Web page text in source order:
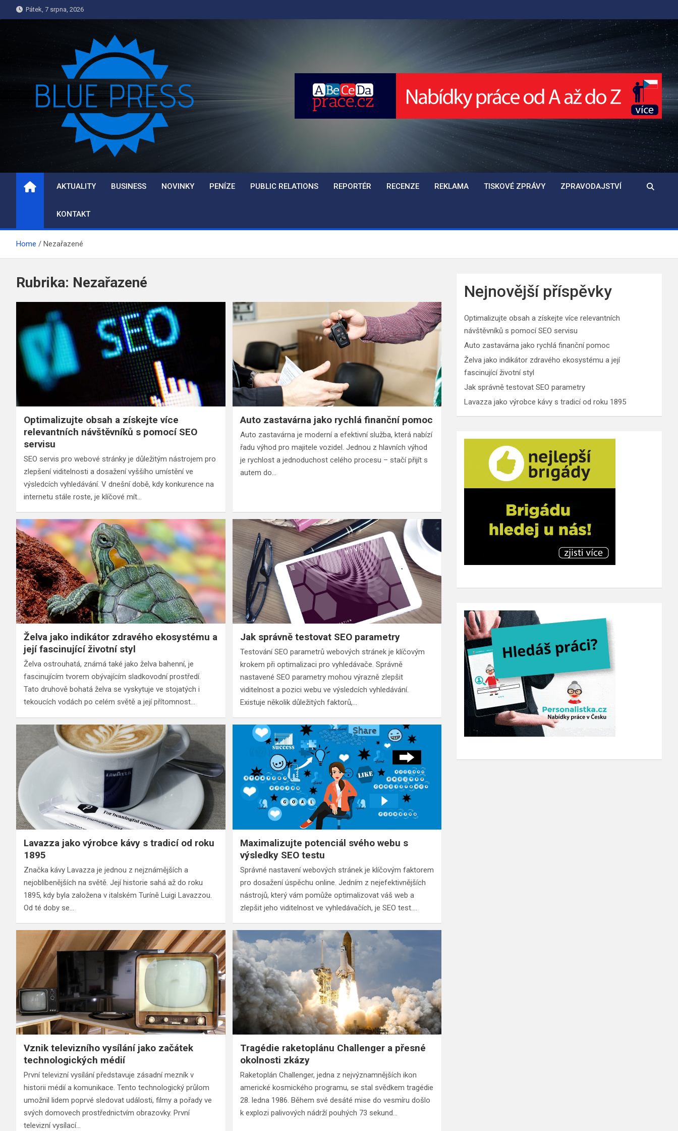
to
Pátek, 7 srpna, 2026
INFORMACE.BLUEPRESS.CZ
Informace a Novinky
AKTUALITY BUSINESS NOVINKY PENÍZE PUBLIC RELATIONS REPORTÉR RECENZE REKLAMA TISKOVÉ ZPRÁVY ZPRAVODAJSTVÍ
KONTAKT
Home Nezařazené
Rubrika: Nezařazené
Optimalizujte obsah a získejte více
relevantních návštěvníků s pomocí SEO
servisu
SEO servis pro webové stránky je důležitým nástrojem pro
zlepšení viditelnosti a dosažení vyššího umístění ve
výsledcích vyhledávání. V dnešní době, kdy konkurence na
internetu stále roste, je klíčové mít…
Auto zastavárna jako rychlá finanční pomoc
Auto zastavárna je moderní a efektivní služba, která nabízí
řadu výhod pro majitele vozidel. Jednou z hlavních výhod
je rychlost a jednoduchost celého procesu – stačí přijít s
autem do…
Želva jako indikátor zdravého ekosystému a
její fascinující životní styl
Želva ostrouhatá, známá také jako želva bahenní, je
fascinujícím tvorem obývajícím sladkovodní prostředí.
Tato druhově bohatá želva se vyskytuje ve stojatých i
tekoucích vodách po celém světě a její přítomnost…
Jak správně testovat SEO parametry
Testování SEO parametrů webových stránek je klíčovým
krokem při optimalizaci pro vyhledávače. Správně
nastavené SEO parametry mohou výrazně zlepšit
viditelnost a pozici webu ve výsledcích vyhledávání.
Existuje několik důležitých faktorů,…
Lavazza jako výrobce kávy s tradicí od roku
1895
Značka kávy Lavazza je jednou z nejznámějších a
nejoblíbenějších na světě. Její historie sahá až do roku
1895, kdy byla založena v italském Turíně Luigi Lavazzou.
Od té doby se…
Maximalizujte potenciál svého webu s
výsledky SEO testu
Správné nastavení webových stránek je klíčovým faktorem
pro dosažení úspěchu online. Jedním z nejefektivnějších
nástrojů, který vám pomůže optimalizovat váš web a
zlepšit jeho viditelnost ve vyhledávačích, je SEO test.…
Vznik televizního vysílání jako začátek
technologických médií
První televizní vysílání představuje zásadní mezník v
historii médií a komunikace. Tento technologický průlom
umožnil lidem poprvé sledovat události, filmy a pořady ve
svých domovech prostřednictvím obrazovky. První
televizní vysílací…
Tragédie raketoplánu Challenger a přesné
okolnosti zkázy
Raketoplán Challenger, jedna z nejvýznamnějších ikon
americké kosmického programu, se stal svědkem tragédie
28. ledna 1986. Během své desáté mise do vesmíru došlo
k explozi palivových nádrží pouhých 73 sekund…
Nejnovější příspěvky
Optimalizujte obsah a získejte více relevantních
návštěvníků s pomocí SEO servisu
Auto zastavárna jako rychlá finanční pomoc
Želva jako indikátor zdravého ekosystému a její
fascinující životní styl
Jak správně testovat SEO parametry
Lavazza jako výrobce kávy s tradicí od roku 1895